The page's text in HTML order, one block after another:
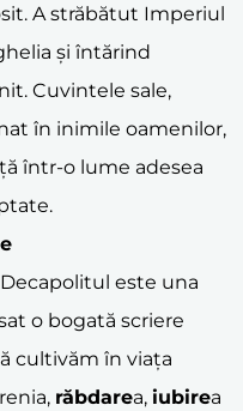
A străbătut Imperiul
și întărind
Cuvintele sale,
în inimile oamenilor,
într-o lume adesea
este una
o bogată scriere
cultivăm în viața
răbdarea, iubirea